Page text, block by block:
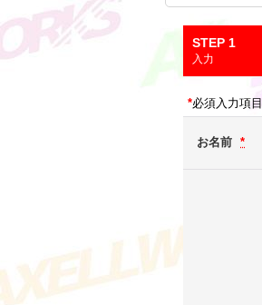
STEP 1
入力
*必須入力項目
お名前 *